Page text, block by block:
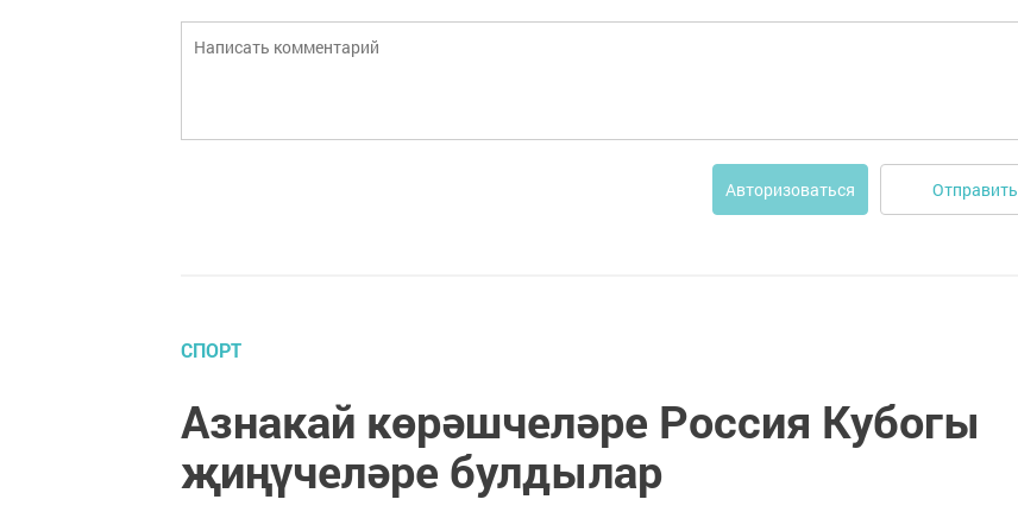
Авторизоваться Отправить
СПОРТ
Азнакай көрәшчеләре Россия Кубогы
җиңүчеләре булдылар